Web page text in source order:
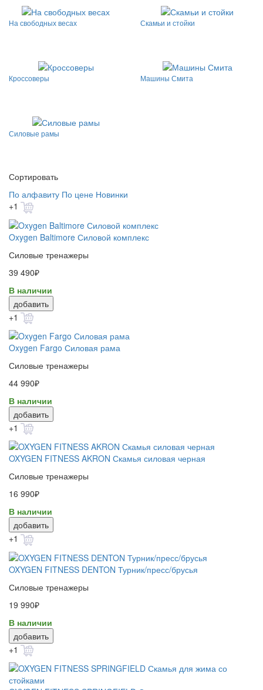
На свободных весах Скамьи и стойки
Кроссоверы Машины Смита
Силовые рамы
Сортировать
По алфавиту По цене Новинки
+1
Oxygen Baltimore Силовой комплекс
Силовые тренажеры
39 490₽
В наличии
добавить
+1
Oxygen Fargo Силовая рама
Силовые тренажеры
44 990₽
В наличии
добавить
+1
OXYGEN FITNESS AKRON Скамья силовая черная
Силовые тренажеры
16 990₽
В наличии
добавить
+1
OXYGEN FITNESS DENTON Турник/пресс/брусья
Силовые тренажеры
19 990₽
В наличии
добавить
+1